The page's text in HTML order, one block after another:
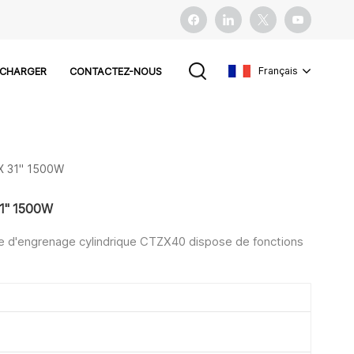
CONTACTEZ-NOUS Français
Pусский
31" 1500W
1500W
cylindrique CTZX40 dispose de fonctions